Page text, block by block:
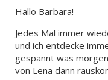
Hallo Barbara!
Jedes Mal immer
und ich entdecke
gespannt was
von Lena dann